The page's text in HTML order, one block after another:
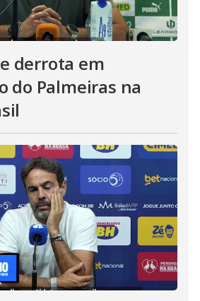
derrota em
do Palmeiras na